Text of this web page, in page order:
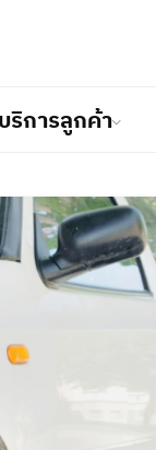
เนิน
บริการลูกค้า